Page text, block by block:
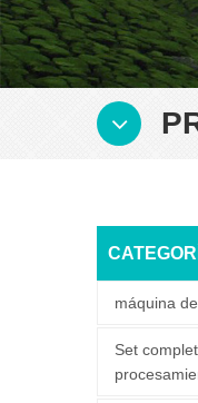
máquina
Set